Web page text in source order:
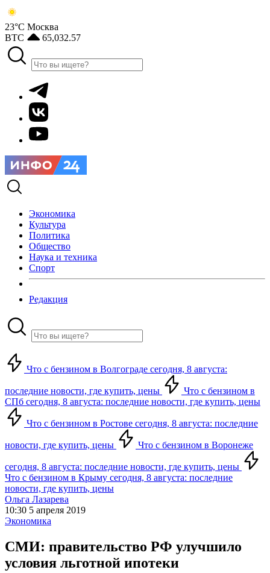
23°С Москва
BTC
65,032.57
Экономика
Культура
Политика
Общество
Наука и техника
Спорт
Редакция
Что с бензином в Волгограде сегодня, 8 августа:
последние новости, где купить, цены
Что с бензином в
СПб сегодня, 8 августа: последние новости, где купить, цены
Что с бензином в Ростове сегодня, 8 августа: последние
новости, где купить, цены Что с бензином в Воронеже
сегодня, 8 августа: последние новости, где купить, цены
Что с бензином в Крыму сегодня, 8 августа: последние
новости, где купить, цены
Ольга Лазарева
10:30 5 апреля 2019
Экономика
СМИ: правительство РФ улучшило
условия льготной ипотеки